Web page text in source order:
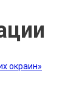
окраин»